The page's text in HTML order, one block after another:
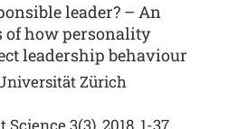
leader? – An
how personality
leadership behaviour
Zürich